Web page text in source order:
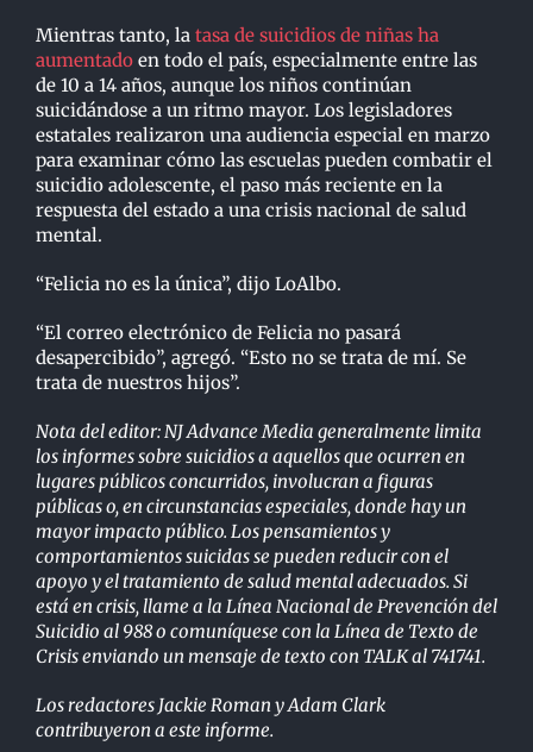
Mientras tanto, la tasa de suicidios de niñas ha
aumentadoen todo el país, especialmente entre las
de 10 a 14 años, aunque los niños continúan
suicidándose a un ritmo mayor. Los legisladores
estatales realizaron una audiencia especial en marzo
para examinar cómo las escuelas pueden combatir el
suicidio adolescente, el paso más reciente en la
respuesta del estado a una crisis nacional de salud
mental.
“Felicia no es la única”, dijo LoAlbo.
“El correo electrónico de Felicia no pasará
desapercibido”, agregó. “Esto no se trata de mí. Se
trata de nuestros hijos”.
Nota del editor: NJ Advance Media generalmente limita
los informes sobre suicidios a aquellos que ocurren en
lugares públicos concurridos, involucran a figuras
públicas o, en circunstancias especiales, donde hay un
mayor impacto público. Los pensamientos y
comportamientos suicidas se pueden reducir con el
apoyo y el tratamiento de salud mental adecuados. Si
está en crisis, llame a la Línea Nacional de Prevención del
Suicidio al 988 o comuníquese con la Línea de Texto de
Crisis enviando un mensaje de texto con TALK al 741741.
Los redactores Jackie Roman y Adam Clark
contribuyeron a este informe.